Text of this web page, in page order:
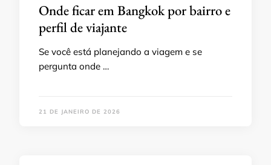
Onde ficar em Bangkok por bairro e
perfil de viajante
Se você está planejando a viagem e se
pergunta onde …
21 DE JANEIRO DE 2026